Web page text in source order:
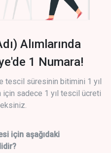
Alımlarında
1 Numara!
tescil süresinin bitimini 1 yıl
için sadece 1 yıl tescil ücreti
için aşağıdaki